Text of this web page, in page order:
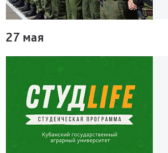
27 мая